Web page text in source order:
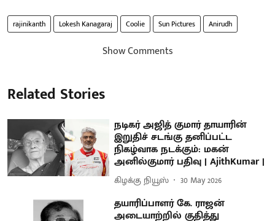
rajinikanth Lokesh Kanagaraj Coolie Sun Pictures Anirudh
Show Comments
Related Stories
நடிகர் அஜித் குமார் தாயாரின்
இறுதிச் சடங்கு தனிப்பட்ட
நிகழ்வாக நடக்கும்: மகன்
அனில்குமார் பதிவு | AjithKumar |
கிழக்கு நியூஸ் 30 May 2026
தயாரிப்பாளர் கே. ராஜன்
அடையாற்றில் குதித்து